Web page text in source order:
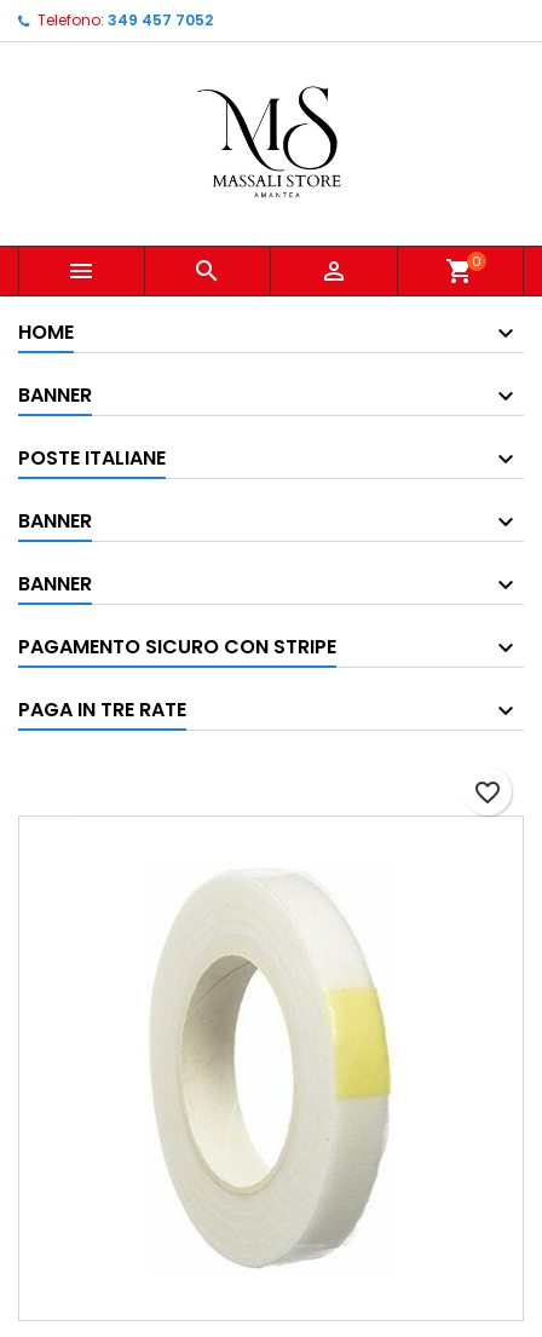
Telefono: 349 457 7052
   shopping_cart0
HOME
BANNER
POSTE ITALIANE
BANNER
BANNER
PAGAMENTO SICURO CON STRIPE
PAGA IN TRE RATE
favorite_border